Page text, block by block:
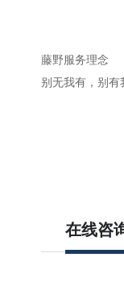
藤野服务理念
别无我有，别
在线咨